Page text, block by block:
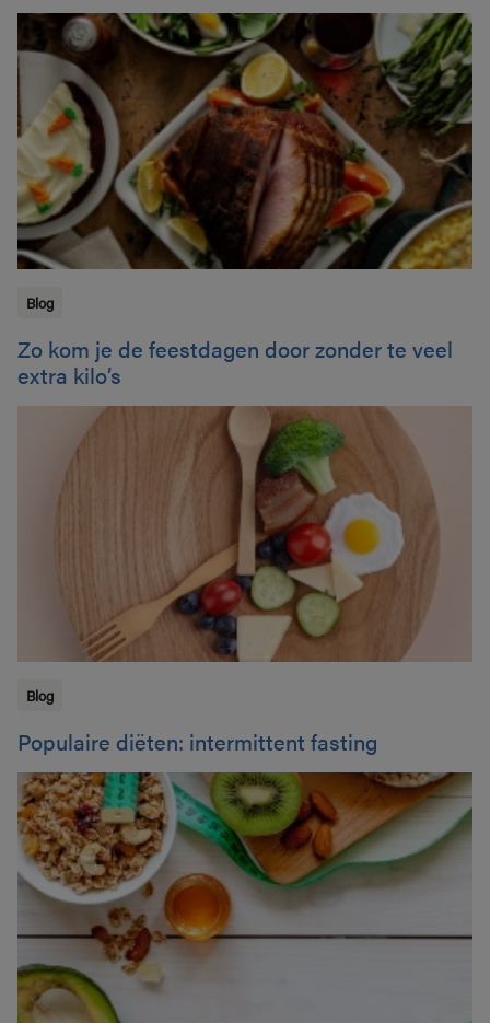
Blog
Zo kom je de feestdagen door zonder te veel
extra kilo’s
Blog
Populaire diëten: intermittent fasting